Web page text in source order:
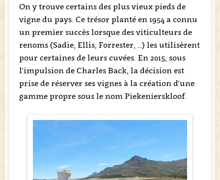
On y trouve certains des plus vieux pieds de
vigne du pays. Ce trésor planté en 1954 a connu
un premier succès lorsque des viticulteurs de
renoms (Sadie, Ellis, Forrester, …) les utilisèrent
pour certaines de leurs cuvées. En 2015, sous
l’impulsion de Charles Back, la décision est
prise de réserver ses vignes à la création d’une
gamme propre sous le nom Piekenierskloof.